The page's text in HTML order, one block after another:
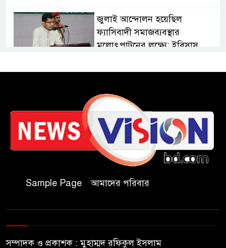
জুলাই আন্দোলন হয়েছিল
ফ্যাসিবাদী সমাজব্যবস্থার
মূলোৎপাটনের লক্ষ্যে; ইবিসাস
পালন করছে তানযীমুল উম্মাহ
আলিম মাদ্রাসা
জুলাই গণঅভ্যুত্থান দিবসে কুবি
ছাত্রদলের পরিচ্ছন্নতা ও বৃক্ষরোপণ
কর্মসূচি
রাষ্ট্রবিরোধী গোপন কর্মকাণ্ডে’র দায়ে
ইসলামপুরে ‘জুলাই গণঅভ্যুত্থান
Sample Page আমাদের পরিবার
সম্পাদক ও প্রকাশক : মুহাম্মদ রফিকুল ইসলাম